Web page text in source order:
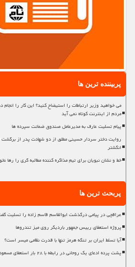
پربیننده ترین ها
می خواهید وزیر ارتباطات را استیضاح کنید؟ این کار را انجام
مردم از اینترنت کوتاه نمی آید
پیام تسلیت عارف به مدیرعامل صندوق ضمانت سپرده ها
روایت دختر سردار حسینی مطلق از دو شهادت پدر از برگشت
انگشتر
خط و نشان نبویان برای تیم مذاکره کننده مطالبه گری را رها
پربحث ترین ها
عراقچی در پیامی درگذشت ابوالقاسم قاسم زاده را تسلیت
پروژه استعفای رییس جمهور باردیگر روی میز تندروها
آیا تسلط ایران بر تنگه هرمز تنها با قدرت نظامی میسر است؟
پشت پرده ادعای یک روحانی در رابطه با ۲۸ بار استعفای مسعود پزشکیان